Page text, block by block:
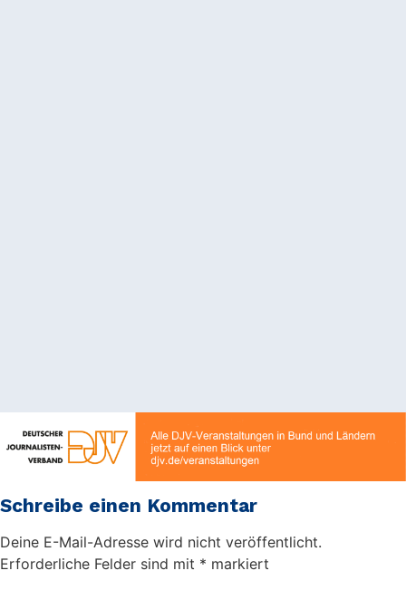
Schreibe einen Kommentar
Deine E-Mail-Adresse wird nicht veröffentlicht.
Erforderliche Felder sind mit * markiert